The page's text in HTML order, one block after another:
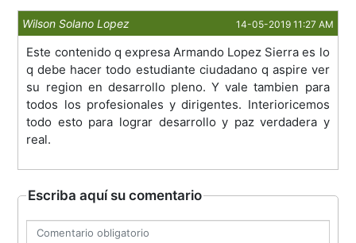
Wilson Solano Lopez 14-05-2019 11:27 AM
Este contenido q expresa Armando Lopez Sierra es lo
q debe hacer todo estudiante ciudadano q aspire ver
su region en desarrollo pleno. Y vale tambien para
todos los profesionales y dirigentes. Interioricemos
todo esto para lograr desarrollo y paz verdadera y
real.
Escriba aquí su comentario